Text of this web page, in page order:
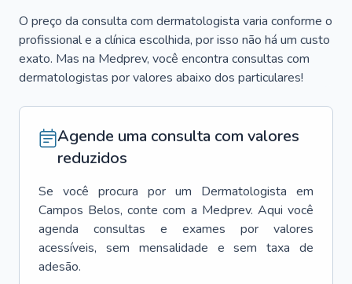
O preço da consulta com dermatologista varia conforme o
profissional e a clínica escolhida, por isso não há um custo
exato. Mas na Medprev, você encontra consultas com
dermatologistas por valores abaixo dos particulares!
Agende uma consulta com valores
reduzidos
Se você procura por um Dermatologista em
Campos Belos, conte com a Medprev. Aqui você
agenda consultas e exames por valores
acessíveis, sem mensalidade e sem taxa de
adesão.